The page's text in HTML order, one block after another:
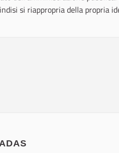
si riappropria della propria